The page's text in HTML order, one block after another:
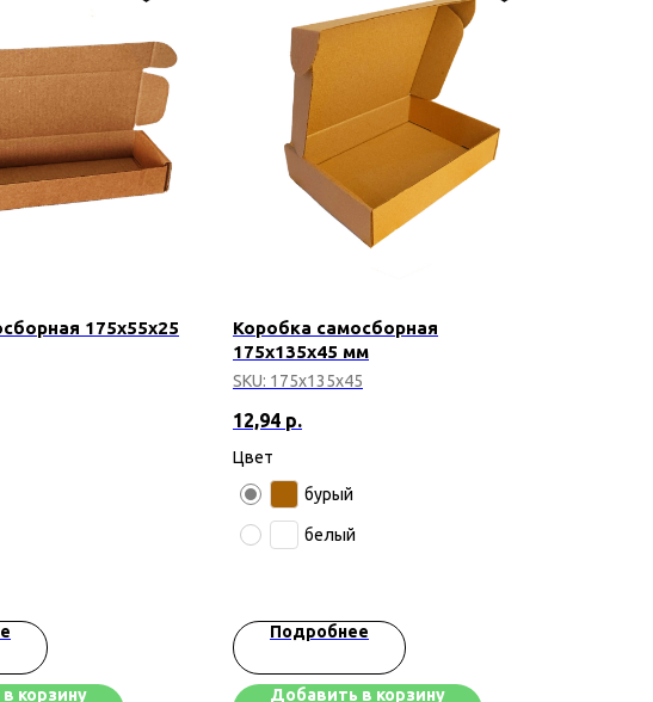
175х55х25
корзину
Коробка самосборная
175х135х45 мм
SKU: 175х135х45
12,94 р.
Цвет
бурый
белый
Подробнее
Добавить в корзину